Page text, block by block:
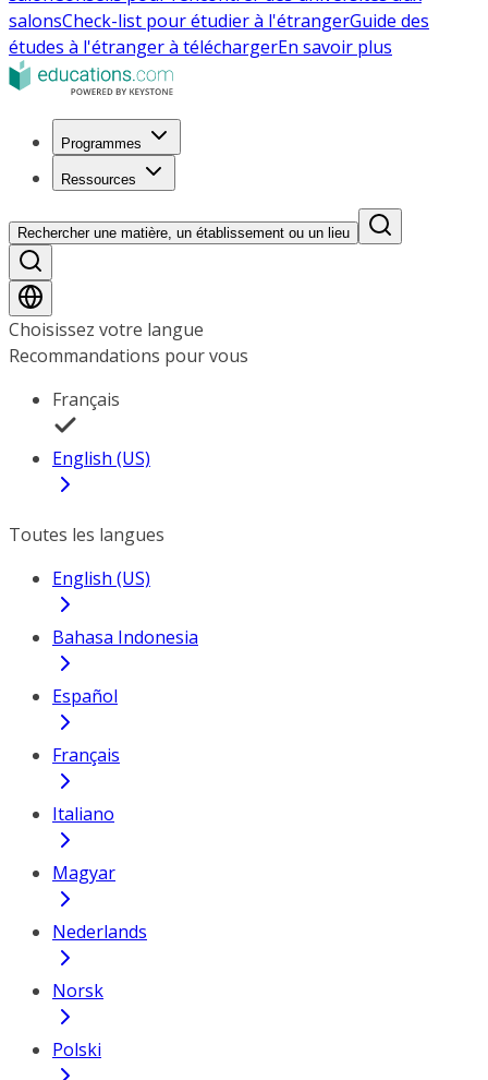
salonsCheck-list pour étudier à l'étrangerGuide des
études à l'étranger à téléchargerEn savoir plus
Programmes
Ressources
Rechercher une matière, un établissement ou un lieu
Choisissez votre langue
Recommandations pour vous
Français
English (US)
Toutes les langues
English (US)
Bahasa Indonesia
Español
Français
Italiano
Magyar
Nederlands
Norsk
Polski